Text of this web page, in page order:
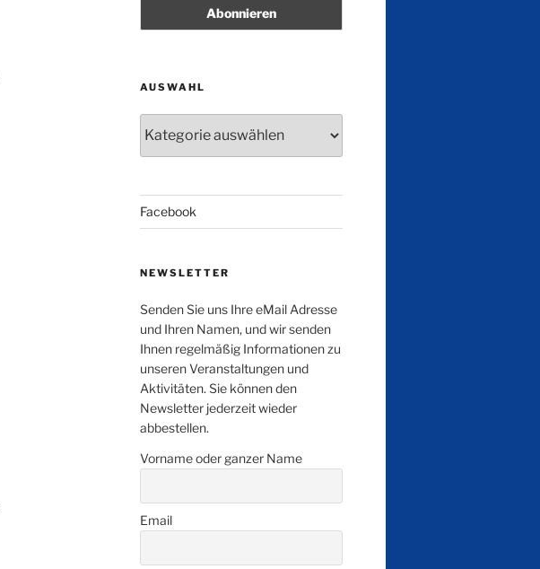
AUSWAHL
Facebook
NEWSLETTER
Senden Sie uns Ihre eMail Adresse
und Ihren Namen, und wir senden
Ihnen regelmäßig Informationen zu
unseren Veranstaltungen und
Aktivitäten. Sie können den
Newsletter jederzeit wieder
abbestellen.
Vorname oder ganzer Name
Email